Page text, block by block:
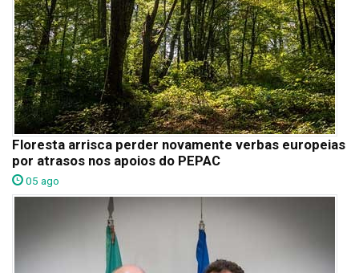
Floresta arrisca perder novamente verbas europeias
por atrasos nos apoios do PEPAC
05 ago